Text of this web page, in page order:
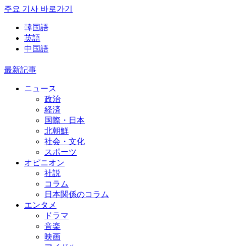
주요 기사 바로가기
韓国語
英語
中国語
最新記事
ニュース
政治
経済
国際・日本
北朝鮮
社会・文化
スポーツ
オピニオン
社説
コラム
日本関係のコラム
エンタメ
ドラマ
音楽
映画